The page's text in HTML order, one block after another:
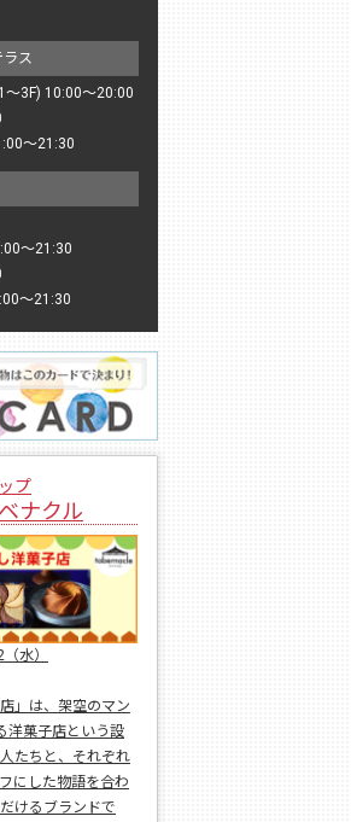
ス
〜3F) 10:00〜20:00
〜21:30
〜21:30
〜21:30
プ
ナクル
水）
」は、架空のマン
洋菓子店という設
たちと、それぞれ
にした物語を合わ
けるブランドで